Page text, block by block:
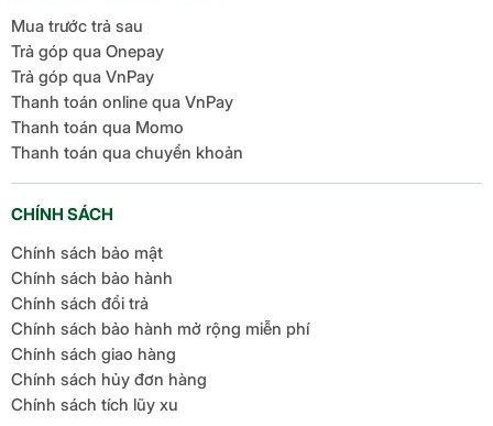
Mua trước trả sau
Trả góp qua Onepay
Trả góp qua VnPay
Thanh toán online qua VnPay
Thanh toán qua Momo
Thanh toán qua chuyển khoản
CHÍNH SÁCH
Chính sách bảo mật
Chính sách bảo hành
Chính sách đổi trả
Chính sách bảo hành mở rộng miễn phí
Chính sách giao hàng
Chính sách hủy đơn hàng
Chính sách tích lũy xu